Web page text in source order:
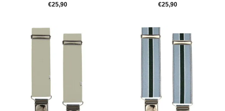
€25,90
€25,90